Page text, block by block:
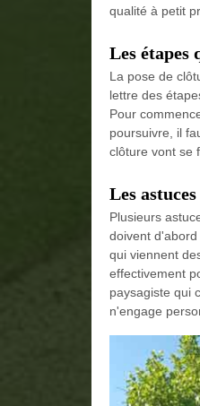
qualité à petit
Les étapes
La pose de
lettre des
Pour
poursuivre, il
clôture vont se
Les
Plusieurs
doivent
qui viennent
effectivement
paysagiste qui
n'engage